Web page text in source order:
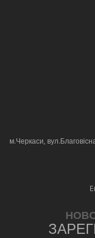
м.Черкаси,